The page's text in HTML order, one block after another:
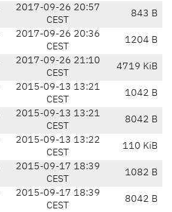
2017-09-26 20:57
CEST
843 B
2017-09-26 20:36
CEST
1204 B
2017-09-26 21:10
CEST
4719 KiB
2015-09-13 13:21
CEST
1042 B
2015-09-13 13:21
CEST
8042 B
2015-09-13 13:22
CEST
110 KiB
2015-09-17 18:39
CEST
1082 B
2015-09-17 18:39
CEST
8042 B